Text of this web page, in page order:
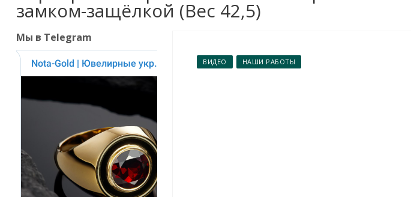
замком-защёлкой (Вес 42,5)
ВИДЕО НАШИ РАБОТЫ
Мы в Telegram